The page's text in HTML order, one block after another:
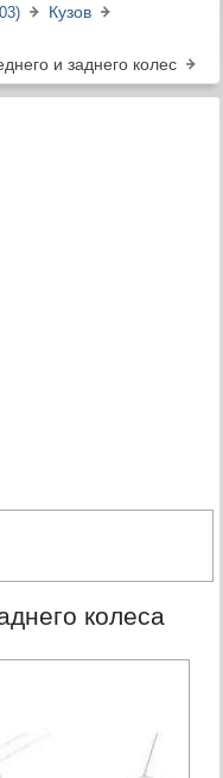
Кузов
и заднего колес
колеса